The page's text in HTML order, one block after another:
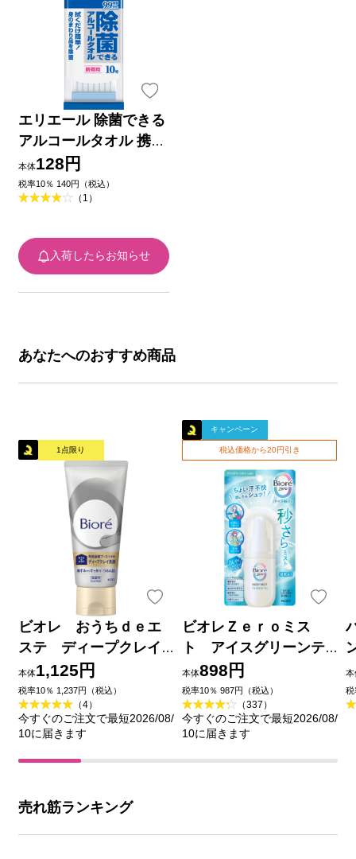
エリエール 除菌できる
アルコールタオル 携帯
用 １０枚 大王製紙
本体128円
税率10％ 140円（税込）
（1）
入荷したらお知らせ
あなたへのおすすめ商品
1点限り
ビオレ おうちｄｅエ
ステ ディープクレイ
洗顔 １８０ｇ 花王
本体1,125円
税率10％ 1,237円（税込）
（4）
今すぐのご注文で最短2026/08/
10に届きます
キャンペーン
税込価格から20円引き
ビオレＺｅｒｏミス
ト アイスグリーンテ
ィーの香り ６０ｍＬ 花
王
本体898円
税率10％ 987円（税込）
（337）
今すぐのご注文で最短2026/08/
10に届きます
本
税
売れ筋ランキング